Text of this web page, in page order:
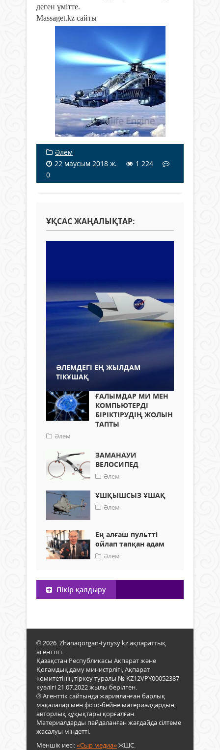
деген үмітте.
Massaget.kz сайты
Әлем
22 маусым 2018 ж.
1 224
0
ҰҚСАС ЖАҢАЛЫҚТАР:
ӘЛЕМДЕГІ ЕҢ ЖЫЛДАМ
ТІКҰШАҚ
ҒАЛЫМДАР МИ МЕН
КОМПЬЮТЕРДІ
БІРІКТІРУДІҢ ЖОЛЫН
ТАПТЫ
Әлем
ЗАМАНАУИ
ВЕЛОСИПЕД
Әлем
ҰШҚЫШСЫЗ ҰШАҚ
Әлем
Ең алғаш пультті
ойлап тапқан адам
Әлем
Пікір қалдыру
© 2026. Zhanaqorgan-tynysy.kz ақпараттық
агенттігі.
Қазақстан Республикасы Ақпарат және
Қоғамдық даму министрлігі, Ақпарат
комитетінің тіркеу туралы № KZ12VPY00052387
куәлігі 21.07.2022 жылы берілген.
® Агенттік сайтында жарияланған барлық
мақалалар мен фото-бейне материалдардың
авторлық құқықтары қорғалған.
Материалдарды пайдаланған жағдайда сілтеме
жасалуы міндетті.
Меншік иесі:«Сыр медиа»ЖШС.